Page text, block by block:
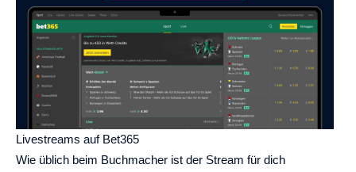
Livestreams auf Bet365
Wie üblich beim Buchmacher ist der Stream für dich